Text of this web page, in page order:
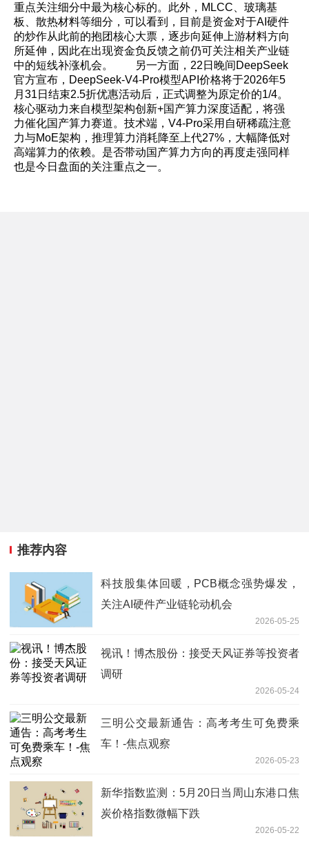
重点关注细分中最为核心标的。此外，MLCC、玻璃基
板、散热材料等细分，可以看到，目前是资金对于AI硬件
的炒作从此前的抱团核心大票，逐步向延伸上游材料方向
所延伸，因此在出现资金负反馈之前仍可关注相关产业链
中的短线补涨机会。 另一方面，22日晚间DeepSeek
官方宣布，DeepSeek-V4-Pro模型API价格将于2026年5
月31日结束2.5折优惠活动后，正式调整为原定价的1/4。
核心驱动力来自模型架构创新+国产算力深度适配，将强
力催化国产算力赛道。技术端，V4-Pro采用自研稀疏注意
力与MoE架构，推理算力消耗降至上代27%，大幅降低对
高端算力的依赖。是否带动国产算力方向的再度走强同样
也是今日盘面的关注重点之一。
推荐内容
科技股集体回暖，PCB概念强势爆发，
关注AI硬件产业链轮动机会
2026-05-25
视讯！博杰股份：接受天风证券等投资者
调研
2026-05-24
三明公交最新通告：高考考生可免费乘
车！-焦点观察
2026-05-23
新华指数监测：5月20日当周山东港口焦
炭价格指数微幅下跌
2026-05-22